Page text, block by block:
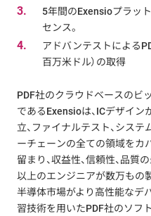
3.
5年間のExensioプラッ
センス。
4.
アドバンテストによる
百万米ドル）の取得
PDF社のクラウドベースのビ
であるExensioは、ICデザイン
立、ファイナルテスト、シス
ーチェーンの全ての領域をカ
留まり、収益性、信頼性、品質
以上のエンジニアが数万もの
半導体市場がより高性能なデ
習技術を用いたPDF社のソフ